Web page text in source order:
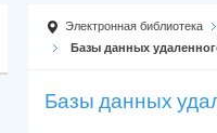
Электронная библиотека
Базы данных
Базы данных